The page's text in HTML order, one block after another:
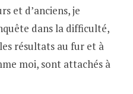
et d’anciens, je
dans la difficulté,
résultats au fur et à
moi, sont attachés à